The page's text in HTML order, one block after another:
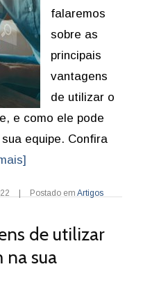
falaremos
sobre as
principais
vantagens
de utilizar o
e como ele pode
equipe. Confira
Postado em Artigos
de utilizar
na sua